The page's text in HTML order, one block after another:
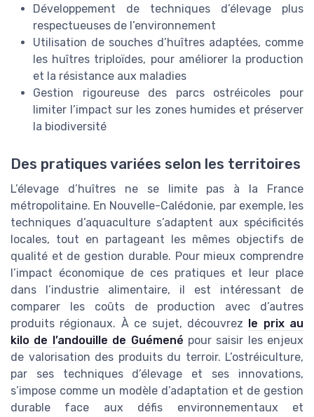
Développement de techniques d’élevage plus
respectueuses de l’environnement
Utilisation de souches d’huîtres adaptées, comme
les huîtres triploïdes, pour améliorer la production
et la résistance aux maladies
Gestion rigoureuse des parcs ostréicoles pour
limiter l’impact sur les zones humides et préserver
la biodiversité
Des pratiques variées selon les territoires
L’élevage d’huîtres ne se limite pas à la France
métropolitaine. En Nouvelle-Calédonie, par exemple, les
techniques d’aquaculture s’adaptent aux spécificités
locales, tout en partageant les mêmes objectifs de
qualité et de gestion durable. Pour mieux comprendre
l’impact économique de ces pratiques et leur place
dans l’industrie alimentaire, il est intéressant de
comparer les coûts de production avec d’autres
produits régionaux. À ce sujet, découvrez
le prix au
kilo de l’andouille de Guémené pour saisir les enjeux
de valorisation des produits du terroir. L’ostréiculture,
par ses techniques d’élevage et ses innovations,
s’impose comme un modèle d’adaptation et de gestion
durable face aux défis environnementaux et